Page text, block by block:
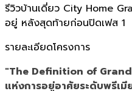
รีวิวบ้านเดี่ยว City Home
อยู่ หลังสุดท้ายก่อนปิดเฟส 1
รายละเอียดโครงการ
"The Definition of
แห่งการอยู่อาศัยระดับพรีเ